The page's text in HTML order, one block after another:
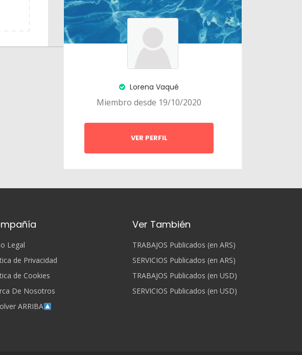
Lorena Vaqué
Miembro desde 19/10/2020
VER PERFIL
Legal
de Privacidad
de Cookies
De Nosotros
ARRIBA
Ver También
TRABAJOS Publicados (en ARS)
SERVICIOS Publicados (en ARS)
TRABAJOS Publicados (en USD)
SERVICIOS Publicados (en USD)